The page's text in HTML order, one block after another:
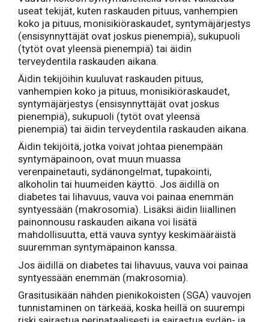
useat tekijät, kuten raskauden pituus, vanhempien
koko ja pituus, monisikiöraskaudet, syntymäjärjestys
(ensisynnyttäjät ovat joskus pienempiä), sukupuoli
(tytöt ovat yleensä pienempiä) tai äidin
terveydentila raskauden aikana.
Äidin tekijöihin kuuluvat raskauden pituus,
vanhempien koko ja pituus, monisikiöraskaudet,
syntymäjärjestys (ensisynnyttäjät ovat joskus
pienempiä), sukupuoli (tytöt ovat yleensä
pienempiä) tai äidin terveydentila raskauden aikana.
Äidin tekijöitä, jotka voivat johtaa pienempään
syntymäpainoon, ovat muun muassa
verenpainetauti, sydänongelmat, tupakointi,
alkoholin tai huumeiden käyttö. Jos äidillä on
diabetes tai lihavuus, vauva voi painaa enemmän
syntyessään (makrosomia). Lisäksi äidin liiallinen
painonnousu raskauden aikana voi lisätä
mahdollisuutta, että vauva syntyy keskimääräistä
suuremman syntymäpainon kanssa.
Jos äidillä on diabetes tai lihavuus, vauva voi painaa
syntyessään enemmän (makrosomia).
Grasitusikään nähden pienikokoisten (SGA) vauvojen
tunnistaminen on tärkeää, koska heillä on suurempi